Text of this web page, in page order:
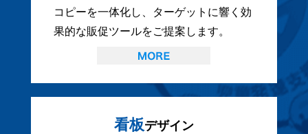
コピーを一体化し、ターゲットに響く効
果的な販促ツールをご提案します。
看板デザイン